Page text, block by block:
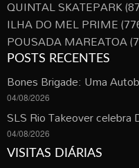
QUINTAL SKATEPARK
ILHA DO MEL PRIME
POUSADA MAREATOA
POSTS RECENTES
Bones Brigade: Uma
04/08/2026
SLS Rio Takeover celebra
04/08/2026
VISITAS DIÁRIAS